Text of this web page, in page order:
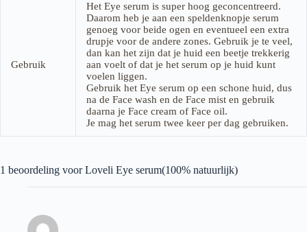
Gebruik
Het Eye serum is super hoog geconcentreerd.
Daarom heb je aan een speldenknopje serum
genoeg voor beide ogen en eventueel een extra
drupje voor de andere zones. Gebruik je te veel,
dan kan het zijn dat je huid een beetje trekkerig
aan voelt of dat je het serum op je huid kunt
voelen liggen.
Gebruik het Eye serum op een schone huid, dus
na de Face wash en de Face mist en gebruik
daarna je Face cream of Face oil.
Je mag het serum twee keer per dag gebruiken.
1 beoordeling voorLoveli Eye serum(100% natuurlijk)